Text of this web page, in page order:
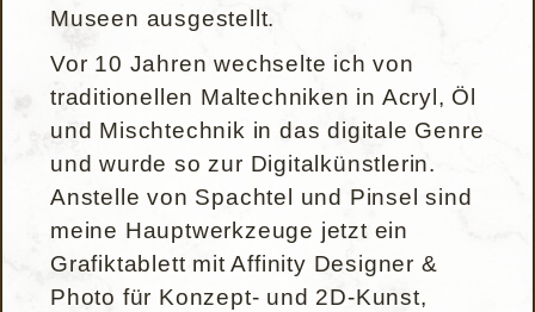
Museen ausgestellt.
Vor 10 Jahren wechselte ich von
traditionellen Maltechniken in Acryl, Öl
und Mischtechnik in das digitale Genre
und wurde so zur Digitalkünstlerin.
Anstelle von Spachtel und Pinsel sind
meine Hauptwerkzeuge jetzt ein
Grafiktablett mit Affinity Designer &
Photo für Konzept- und 2D-Kunst,